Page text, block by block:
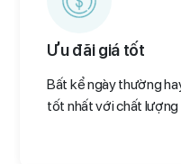
Ưu đãi giá tốt
Bất kể ngày thường
tốt nhất với chất lượng